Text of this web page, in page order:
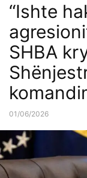
“Ishte
SHBA
01/06/2026